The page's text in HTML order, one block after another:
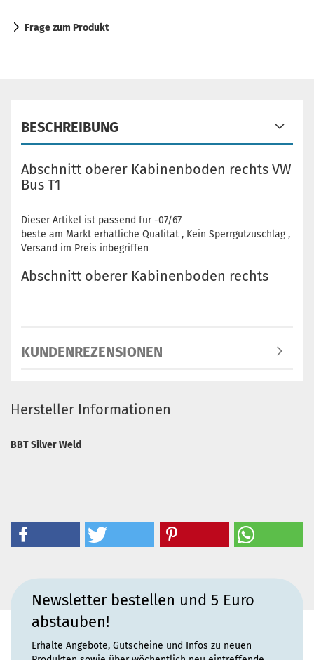
Frage zum Produkt
BESCHREIBUNG
Abschnitt oberer Kabinenboden rechts VW
Bus T1
Dieser Artikel ist passend für -07/67
beste am Markt erhätliche Qualität , Kein Sperrgutzuschlag ,
Versand im Preis inbegriffen
Abschnitt oberer Kabinenboden rechts
KUNDENREZENSIONEN
Hersteller Informationen
BBT Silver Weld
Newsletter bestellen und 5 Euro
abstauben!
Erhalte Angebote, Gutscheine und Infos zu neuen